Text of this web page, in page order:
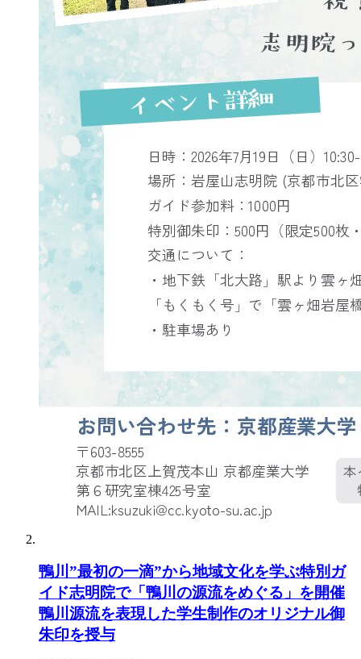
鴨川”最初の一滴”から地域文化を学ぶ特別ガ
イド志明院で「鴨川の源流をめぐる」を開催
鴨川源流を表現した学生制作のオリジナル御
朱印を授与